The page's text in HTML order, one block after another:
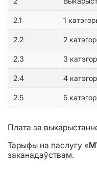
2.1 1
2.2 2
2.3 3
2.4 4
2.5 5
Плата за
Тарыфы на паслугу «
заканадаўствам.